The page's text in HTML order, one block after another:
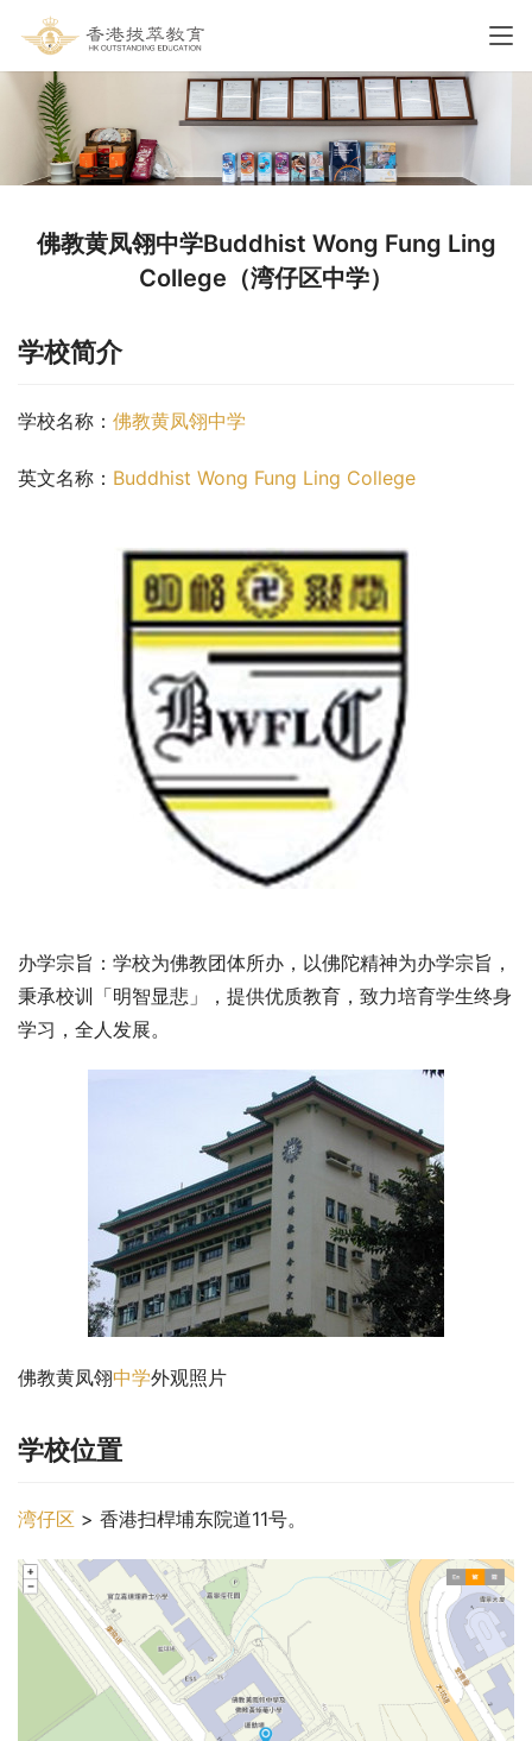
佛教黄凤翎中学Buddhist Wong Fung Ling
College（湾仔区中学）
学校简介
学校名称： 佛教黄凤翎中学
英文名称： Buddhist Wong Fung Ling College
办学宗旨：学校为佛教团体所办，以佛陀精神为办学宗旨，
秉承校训「明智显悲」，提供优质教育，致力培育学生终身
学习，全人发展。
佛教黄凤翎中学外观照片
学校位置
湾仔区 > 香港扫桿埔东院道11号。